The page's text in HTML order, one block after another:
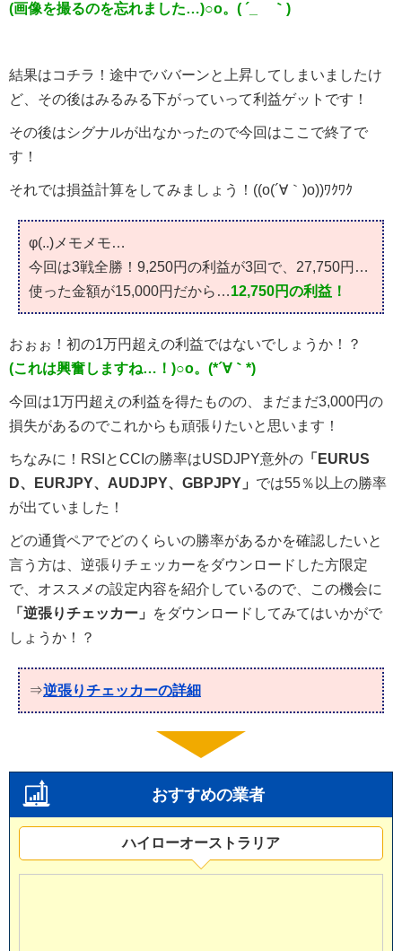
(画像を撮るのを忘れました…)○o。( ´_ゝ｀)
結果はコチラ！途中でババーンと上昇してしまいましたけ
ど、その後はみるみる下がっていって利益ゲットです！
その後はシグナルが出なかったので今回はここで終了で
す！
それでは損益計算をしてみましょう！((o(´∀｀)o))ﾜｸﾜｸ
φ(..)メモメモ…
今回は3戦全勝！9,250円の利益が3回で、27,750円…
使った金額が15,000円だから…12,750円の利益！
おぉぉ！初の1万円超えの利益ではないでしょうか！？
(これは興奮しますね…！)○o。(*´∀｀*)
今回は1万円超えの利益を得たものの、まだまだ3,000円の
損失があるのでこれからも頑張りたいと思います！
ちなみに！RSIとCCIの勝率はUSDJPY意外の 「EURUS
D、EURJPY、AUDJPY、GBPJPY」 では55％以上の勝率
が出ていました！
どの通貨ペアでどのくらいの勝率があるかを確認したいと
言う方は、逆張りチェッカーをダウンロードした方限定
で、オススメの設定内容を紹介しているので、この機会に
「逆張りチェッカー」
をダウンロードしてみてはいかがで
しょうか！？
⇒逆張りチェッカーの詳細
おすすめの業者
ハイローオーストラリア